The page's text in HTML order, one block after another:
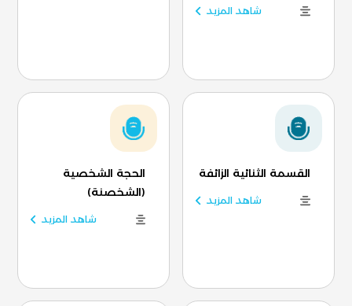
شاهد المزيد
القسمة الثنائية الزائفة
شاهد المزيد
الحجة الشخصية
(الشخصنة)
شاهد المزيد